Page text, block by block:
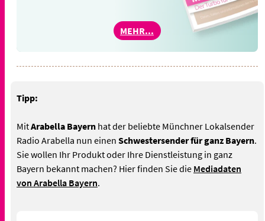
MEHR...
Tipp:
MitArabella Bayern hat der beliebte Münchner Lokalsender
Radio Arabella nun einen Schwestersender für ganz Bayern.
Sie wollen Ihr Produkt oder Ihre Dienstleistung in ganz
Bayern bekannt machen? Hier finden Sie die Mediadaten
von Arabella Bayern.